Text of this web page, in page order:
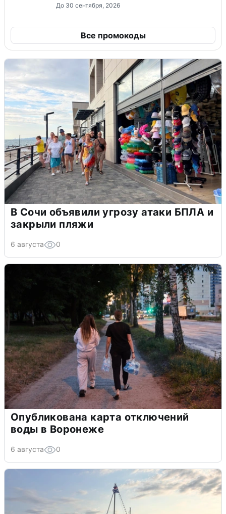
До 30 сентября, 2026
Все промокоды
В Сочи объявили угрозу атаки БПЛА и
закрыли пляжи
6 августа 0
Опубликована карта отключений
воды в Воронеже
6 августа 0